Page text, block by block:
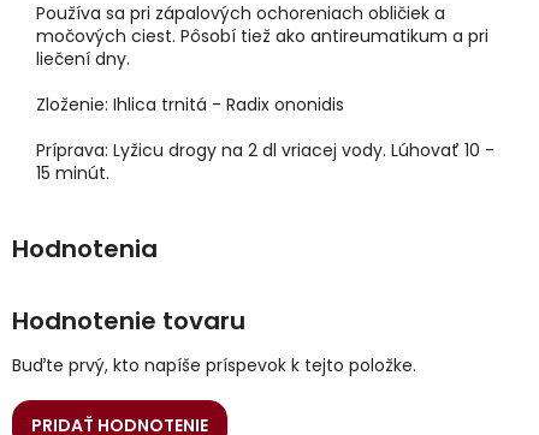
Používa sa pri zápalových ochoreniach obličiek a
močových ciest. Pôsobí tiež ako antireumatikum a pri
liečení dny.
Zloženie: Ihlica trnitá - Radix ononidis
Príprava: Lyžicu drogy na 2 dl vriacej vody. Lúhovať 10 -
15 minút.
Hodnotenie tovaru
Buďte prvý, kto napíše príspevok k tejto položke.
PRIDAŤ HODNOTENIE